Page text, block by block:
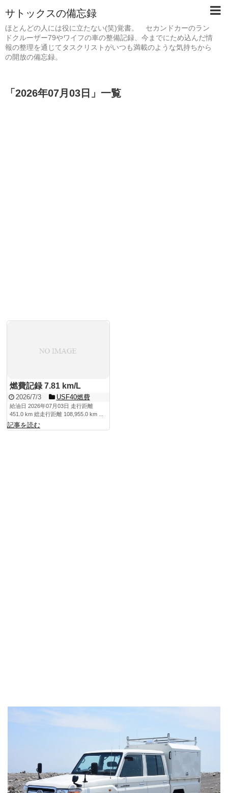
サトックスの備忘録
ほとんどの人には役に立たない(笑)覚書。 セカンドカーのラン
ドクルーザー79やワイフの車の整備記録、今までにため込んだ情
報の整理を通じてタスクリストがいつも満載のような気持ちから
の開放の備忘録。
「 2026年07月03日 」 一覧
燃費記録 7.81 km/L
2026/7/3 USF40燃費
給油日 2026年07月03日 走行距離
451.0 km 総走行距離 108,955.0 km ...
記事を読む